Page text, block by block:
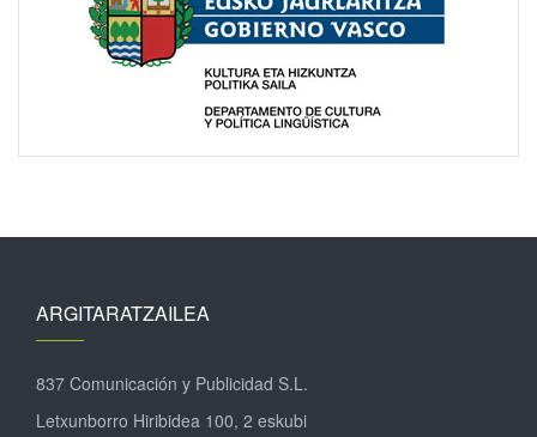
ARGITARATZAILEA
837 Comunicación y Publicidad S.L.
Letxunborro Hiribidea 100, 2 eskubi